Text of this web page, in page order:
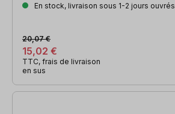
En stock, livraison sous 1-2 jours ouvrés
15,02 €
20,07 €
TTC, frais de livraison
en sus